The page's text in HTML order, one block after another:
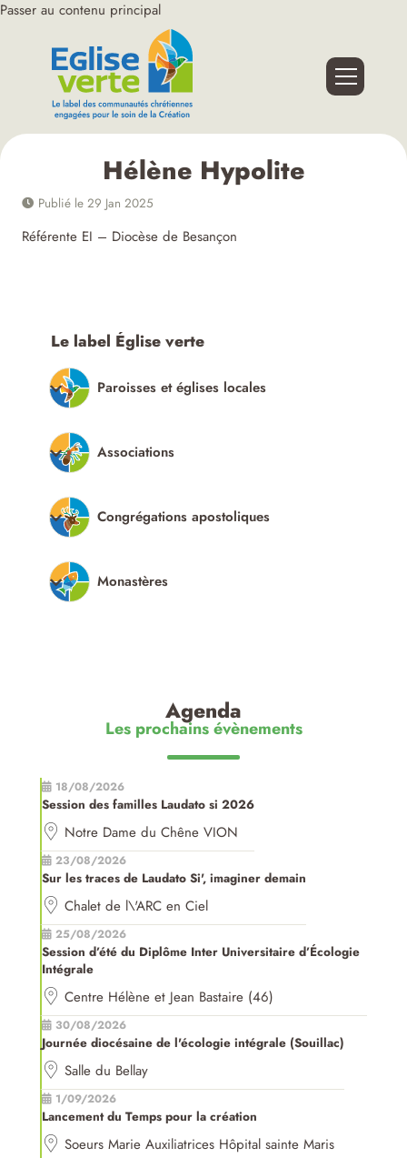
Passer au contenu principal
Le label Église verte
Paroisses et églises locales
Associations
Congrégations apostoliques
Monastères
Agenda
Les prochains évènements
18/08/2026
Session des familles Laudato si 2026
Notre Dame du Chêne VION
23/08/2026
Sur les traces de Laudato Si', imaginer demain
Chalet de l\'ARC en Ciel
25/08/2026
Session d’été du Diplôme Inter Universitaire d’Écologie
Intégrale
Centre Hélène et Jean Bastaire (46)
30/08/2026
Journée diocésaine de l'écologie intégrale (Souillac)
Salle du Bellay
1/09/2026
Lancement du Temps pour la création
Soeurs Marie Auxiliatrices Hôpital sainte Maris
Hélène Hypolite
Publié le 29 Jan 2025
Référente EI – Diocèse de Besançon